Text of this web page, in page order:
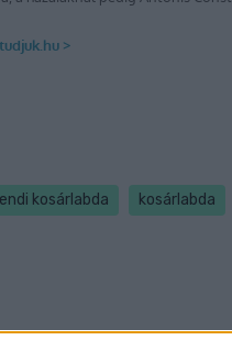
kosárlabda kosárlabda